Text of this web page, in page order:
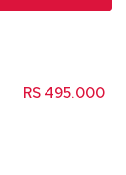
R$495.000